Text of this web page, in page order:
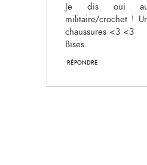
Je dis oui au
militaire/crochet !
chaussures <3 <3
Bises.
RÉPONDRE